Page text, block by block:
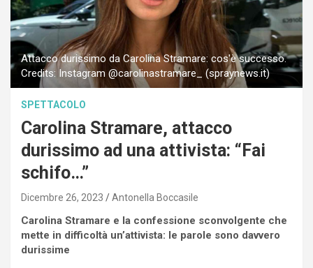
Attacco durissimo da Carolina Stramare: cos'è successo.
Credits: Instagram @carolinastramare_ (spraynews.it)
SPETTACOLO
Carolina Stramare, attacco
durissimo ad una attivista: “Fai
schifo…”
Dicembre 26, 2023 Antonella Boccasile
Carolina Stramare e la confessione sconvolgente che
mette in difficoltà un’attivista: le parole sono davvero
durissime